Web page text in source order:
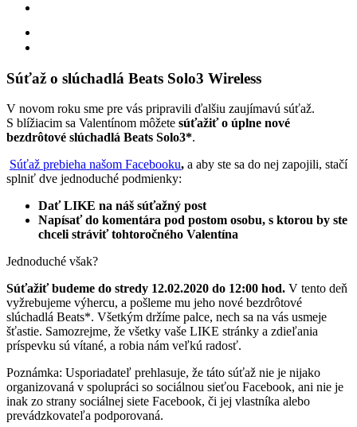
Súťaž o slúchadlá Beats Solo3 Wireless
V novom roku sme pre vás pripravili ďalšiu zaujímavú súťaž.
S blížiacim sa Valentínom môžete súťažiť o úplne nové
bezdrôtové slúchadlá Beats Solo3*.
Súťaž prebieha našom Facebooku, a aby ste sa do nej zapojili, stačí
splniť dve jednoduché podmienky:
Dať LIKE na náš súťažný post
Napísať do komentára pod postom osobu, s ktorou by ste
chceli stráviť tohtoročného Valentína
Jednoduché však?
Súťažiť budeme do stredy 12.02.2020 do 12:00 hod. V tento deň
vyžrebujeme výhercu, a pošleme mu jeho nové bezdrôtové
slúchadlá Beats*. Všetkým držíme palce, nech sa na vás usmeje
šťastie. Samozrejme, že všetky vaše LIKE stránky a zdieľania
príspevku sú vítané, a robia nám veľkú radosť.
Poznámka: Usporiadateľ prehlasuje, že táto súťaž nie je nijako
organizovaná v spolupráci so sociálnou sieťou Facebook, ani nie je
inak zo strany sociálnej siete Facebook, či jej vlastníka alebo
prevádzkovateľa podporovaná.